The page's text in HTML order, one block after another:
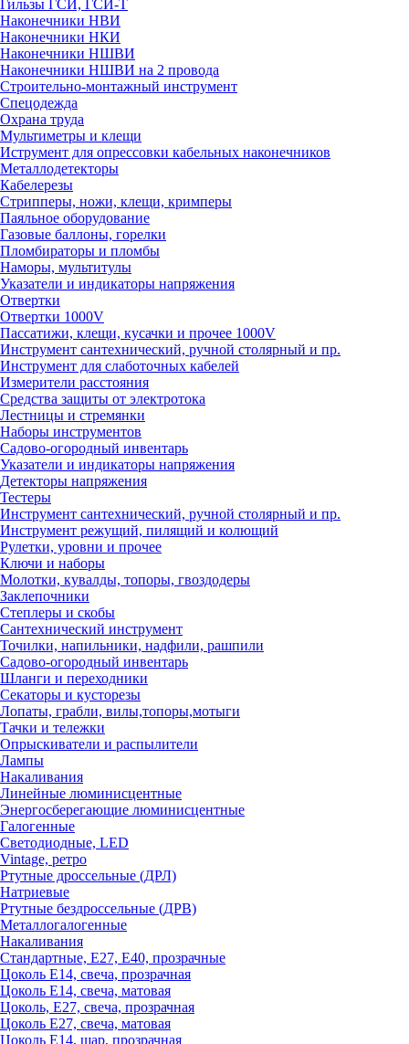
Гильзы ГСИ, ГСИ-Т
Наконечники НВИ
Наконечники НКИ
Наконечники НШВИ
Наконечники НШВИ на 2 провода
Строительно-монтажный инструмент
Спецодежда
Охрана труда
Мультиметры и клещи
Иструмент для опрессовки кабельных наконечников
Металлодетекторы
Кабелерезы
Стрипперы, ножи, клещи, кримперы
Паяльное оборудование
Газовые баллоны, горелки
Пломбираторы и пломбы
Наморы, мультитулы
Указатели и индикаторы напряжения
Отвертки
Отвертки 1000V
Пассатижи, клещи, кусачки и прочее 1000V
Инструмент сантехнический, ручной столярный и пр.
Инструмент для слаботочных кабелей
Измерители расстояния
Средства защиты от электротока
Лестницы и стремянки
Наборы инструментов
Садово-огородный инвентарь
Указатели и индикаторы напряжения
Детекторы напряжения
Тестеры
Инструмент сантехнический, ручной столярный и пр.
Инструмент режущий, пилящий и колющий
Рулетки, уровни и прочее
Ключи и наборы
Молотки, кувалды, топоры, гвоздодеры
Заклепочники
Степлеры и скобы
Сантехнический инструмент
Точилки, напильники, надфили, рашпили
Садово-огородный инвентарь
Шланги и переходники
Секаторы и кусторезы
Лопаты, грабли, вилы,топоры,мотыги
Тачки и тележки
Опрыскиватели и распылители
Лампы
Накаливания
Линейные люминисцентные
Энергосберегающие люминисцентные
Галогенные
Светодиодные, LED
Vintage, ретро
Ртутные дроссельные (ДРЛ)
Натриевые
Ртутные бездроссельные (ДРВ)
Металлогалогенные
Накаливания
Стандартные, Е27, Е40, прозрачные
Цоколь Е14, свеча, прозрачная
Цоколь Е14, свеча, матовая
Цоколь, Е27, свеча, прозрачная
Цоколь Е27, свеча, матовая
Цоколь Е14, шар, прозрачная